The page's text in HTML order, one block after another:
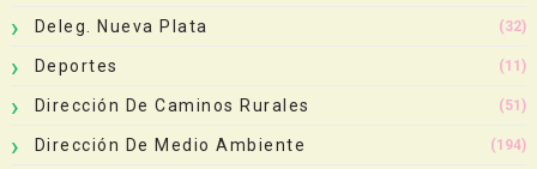
Deleg. Nueva Plata (32)
Deportes (11)
Dirección De Caminos Rurales (51)
Dirección De Medio Ambiente (194)